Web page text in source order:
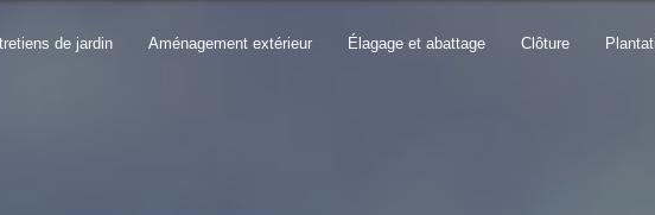
de jardin Aménagement extérieur Élagage et abattage Clôture